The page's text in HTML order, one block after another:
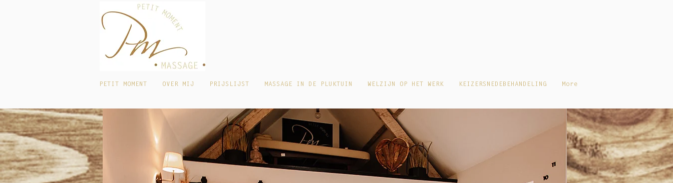
PETIT MOMENT OVER MIJ PRIJSLIJST MASSAGE IN DE PLUKTUIN WELZIJN OP HET WERK KEIZERSNEDEBEHANDELING More